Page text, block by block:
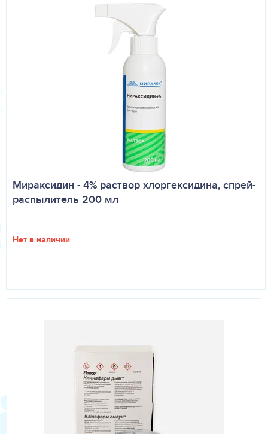
Мираксидин - 4% раствор хлоргексидина, спрей-
распылитель 200 мл
Нет в наличии